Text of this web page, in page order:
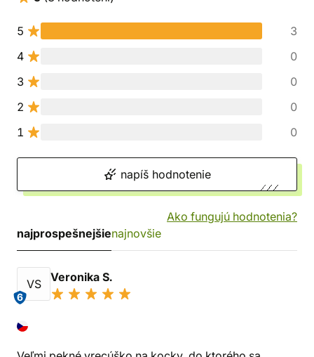
5
3
4
0
3
0
2
0
1
0
napíš hodnotenie
Ako fungujú hodnotenia?
najprospešnejšienajnovšie
VS
6
Veronika S.